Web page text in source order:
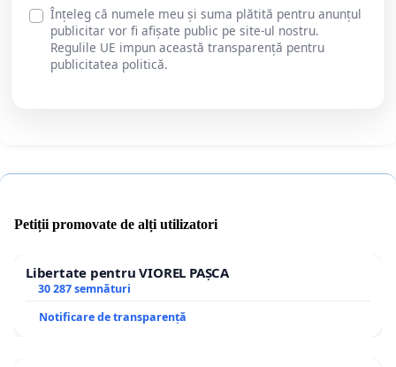
Înțeleg că numele meu și suma plătită pentru anunțul
publicitar vor fi afișate public pe site-ul nostru.
Regulile UE impun această transparență pentru
publicitatea politică.
Petiții promovate de alți utilizatori
Libertate pentru VIOREL PAȘCA
30 287 semnături
Notificare de transparență